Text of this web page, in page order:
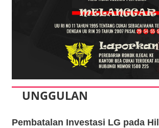
UNGGULAN
Pembatalan Investasi LG pada